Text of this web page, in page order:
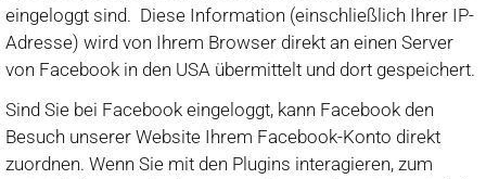
eingeloggt sind. Diese Information (einschließlich Ihrer IP-
Adresse) wird von Ihrem Browser direkt an einen Server
von Facebook in den USA übermittelt und dort gespeichert.
Sind Sie bei Facebook eingeloggt, kann Facebook den
Besuch unserer Website Ihrem Facebook-Konto direkt
zuordnen. Wenn Sie mit den Plugins interagieren, zum